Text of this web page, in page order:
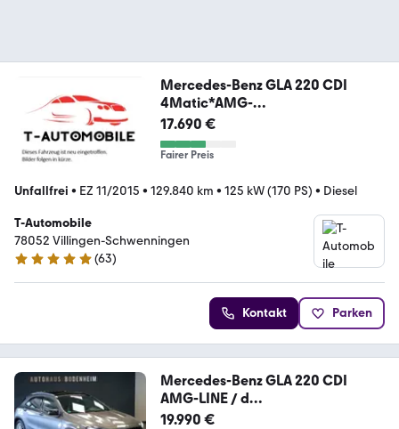
Mercedes-Benz GLA 220 CDI
4Matic*AMG-
Line*PANO*KAMERA*AHK
17.690 €
Fairer Preis
Unfallfrei • EZ 11/2015 • 129.840 km • 125 kW (170 PS) • Diesel
T-Automobile
78052 Villingen-Schwenningen
4.9 Sterne
(63)
Kontakt Parken
Mercedes-Benz GLA 220 CDI
AMG-LINE / d
4Matic/PANO/ACC/KAMERA
19.990 €